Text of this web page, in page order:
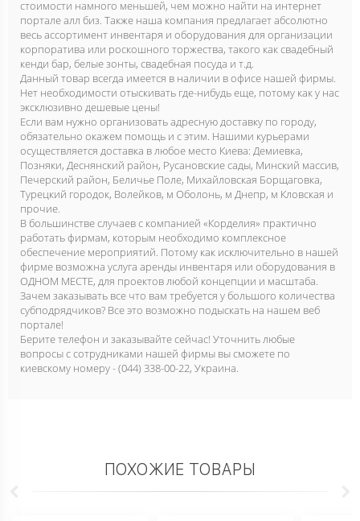
стоимости намного меньшей, чем можно найти на интернет
портале алл биз. Также наша компания предлагает абсолютно
весь ассортимент инвентаря и оборудования для организации
корпоратива или роскошного торжества, такого как свадебный
кенди бар, белые зонты, свадебная посуда и т.д.
Данный товар всегда имеется в наличии в офисе нашей фирмы.
Нет необходимости отыскивать где-нибудь еще, потому как у нас
эксклюзивно дешевые цены!
Если вам нужно организовать адресную доставку по городу,
обязательно окажем помощь и с этим. Нашими курьерами
осуществляется доставка в любое место Киева: Демиевка,
Позняки, Деснянский район, Русановские сады, Минский массив,
Печерский район, Беличье Поле, Михайловская Борщаговка,
Турецкий городок, Волейков, м Оболонь, м Днепр, м Кловская и
прочие.
В большинстве случаев с компанией «Корделия» практично
работать фирмам, которым необходимо комплексное
обеспечение мероприятий. Потому как исключительно в нашей
фирме возможна услуга аренды инвентаря или оборудования в
ОДНОМ МЕСТЕ, для проектов любой концепции и масштаба.
Зачем заказывать все что вам требуется у большого количества
субподрядчиков? Все это возможно подыскать на нашем веб
портале!
Берите телефон и заказывайте сейчас! Уточнить любые
вопросы с сотрудниками нашей фирмы вы сможете по
киевскому номеру - (044) 338-00-22, Украина.
ПОХОЖИЕ ТОВАРЫ